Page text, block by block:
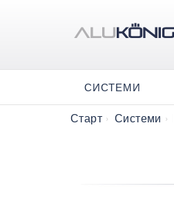
СИСТЕМИ
Старт Системи